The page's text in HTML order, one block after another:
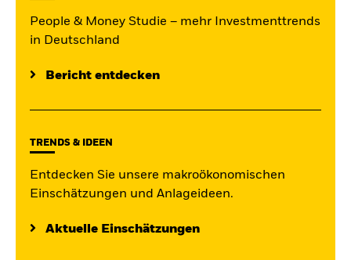
People & Money Studie – mehr Investmenttrends
in Deutschland
Bericht entdecken
TRENDS & IDEEN
Entdecken Sie unsere makroökonomischen
Einschätzungen und Anlageideen.
Aktuelle Einschätzungen